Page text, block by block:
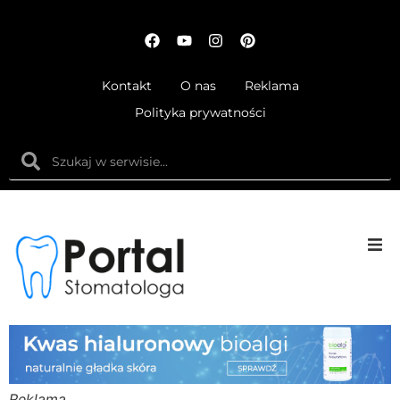
Kontakt O nas
Reklama
Polityka prywatności